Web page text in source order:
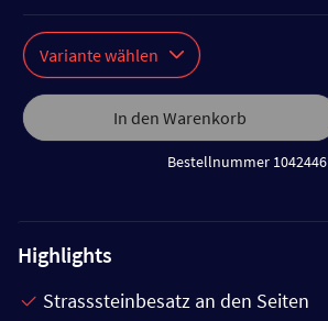
Variante wählen
In den Warenkorb
Bestellnummer 1042446
Highlights
Strasssteinbesatz an den Seiten